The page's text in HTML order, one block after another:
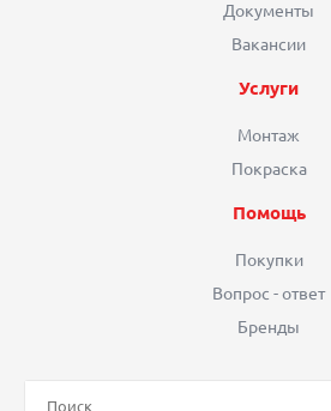
Документы
Вакансии
Услуги
Монтаж
Покраска
Помощь
Покупки
Вопрос - ответ
Бренды